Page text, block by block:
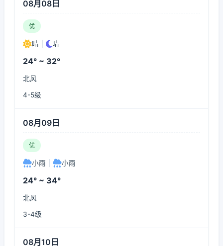
08月08日
优
晴 晴
24° ~ 32°
北风
4-5级
08月09日
优
小雨 小雨
24° ~ 34°
北风
3-4级
08月10日